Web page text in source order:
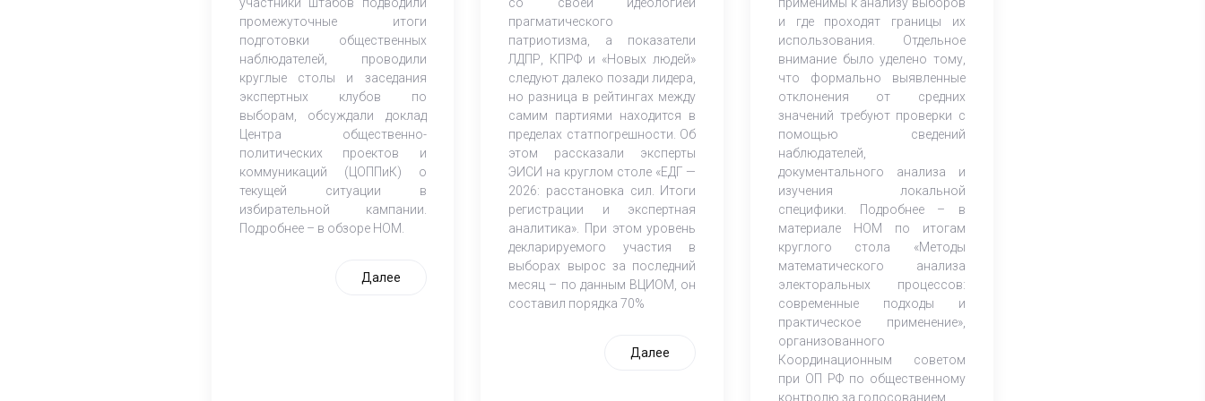
промежуточные итоги
подготовки общественных
наблюдателей, проводили
круглые столы и заседания
экспертных клубов по
выборам, обсуждали доклад
Центра общественно-
политических проектов и
коммуникаций (ЦОППиК) о
текущей ситуации в
избирательной кампании.
Подробнее – в обзоре НОМ.
Далее
прагматического
патриотизма, а показатели
ЛДПР, КПРФ и «Новых людей»
следуют далеко позади лидера,
но разница в рейтингах между
самим партиями находится в
пределах статпогрешности. Об
этом рассказали эксперты
ЭИСИ на круглом столе «ЕДГ —
2026: расстановка сил. Итоги
регистрации и экспертная
аналитика». При этом уровень
декларируемого участия в
выборах вырос за последний
месяц – по данным ВЦИОМ, он
составил порядка 70%
Далее
и где проходят границы их
использования. Отдельное
внимание было уделено тому,
что формально выявленные
отклонения от средних
значений требуют проверки с
помощью сведений
наблюдателей,
документального анализа и
изучения локальной
специфики. Подробнее – в
материале НОМ по итогам
круглого стола «Методы
математического анализа
электоральных процессов:
современные подходы и
практическое применение»,
организованного
Координационным советом
при ОП РФ по общественному
контролю за голосованием.